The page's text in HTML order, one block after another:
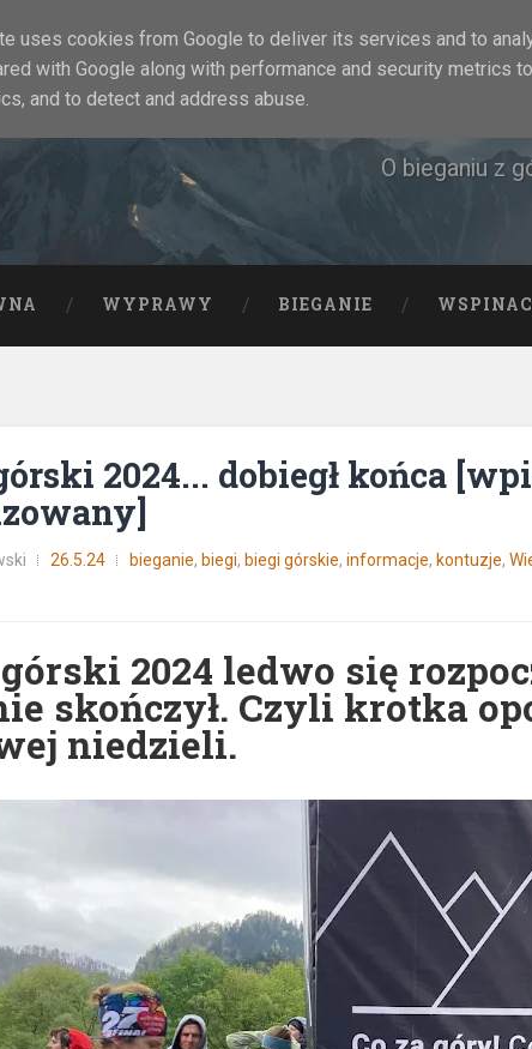
O bieganiu z
WYPRAWY BIEGANIE
2024... dobiegł końca
26.5.24 bieganie, biegi, biegi górskie,informacje, kontuzje,
2024 ledwo się
skończył. Czyli krotka
niedzieli.
uses cookies from Google to deliver its services and to
with Google along with performance and security metrics
and to detect and address abuse.